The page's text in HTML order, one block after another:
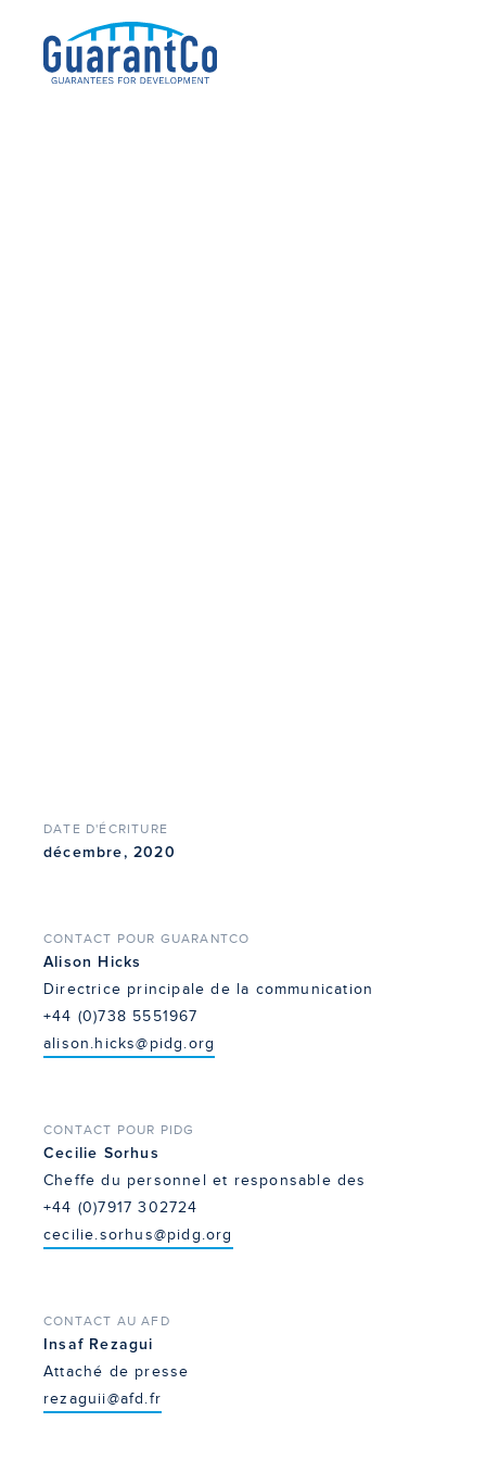
DATE D'ÉCRITURE
décembre, 2020
CONTACT POUR GUARANTCO
Alison Hicks
Directrice principale de la communication
+44 (0)738 5551967
alison.hicks@pidg.org
CONTACT POUR PIDG
Cecilie Sorhus
Cheffe du personnel et responsable des
+44 (0)7917 302724
cecilie.sorhus@pidg.org
CONTACT AU AFD
Insaf Rezagui
Attaché de presse
rezaguii@afd.fr